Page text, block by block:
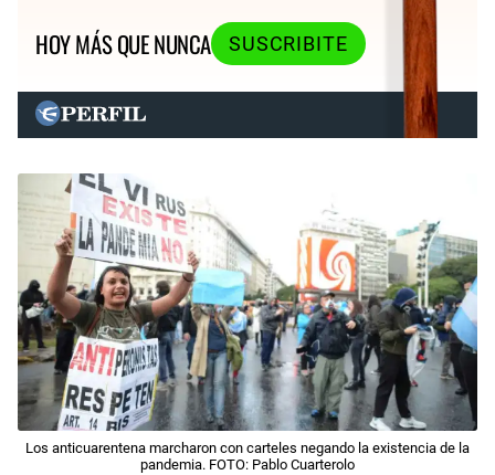
HOY MÁS QUE NUNCA
SUSCRIBITE
Los anticuarentena marcharon con carteles negando la existencia de la
pandemia. FOTO: Pablo Cuarterolo